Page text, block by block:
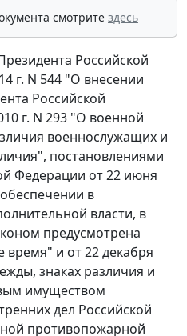
смотрите здесь
Российской
г. N 544 "О внесении
Российской
г. N 293 "О военной
военнослужащих и
постановлениями
Федерации от 22 июня
в
власти, в
предусмотрена
время" и от 22 декабря
знаках различия и
имуществом
дел Российской
противопожарной